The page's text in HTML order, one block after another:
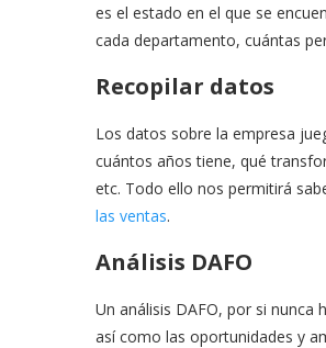
es el estado en el que se
cada departamento, cuántas
Recopilar datos
Los datos sobre la empresa
cuántos años tiene, qué
etc. Todo ello nos permitirá
las ventas.
Análisis DAFO
Un análisis DAFO, por si nunca
así como las oportunidades y